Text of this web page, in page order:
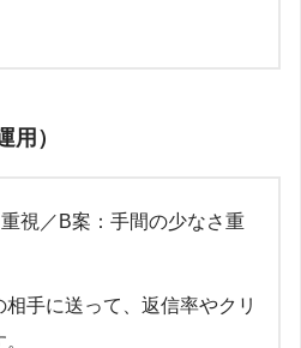
用）
視／B案：手間の少なさ重
手に送って、返信率やクリ